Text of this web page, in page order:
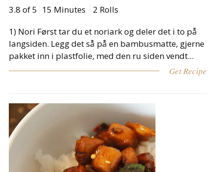
3.8 of 5 15 Minutes
2 Rolls
1) Nori Først tar du et noriark og deler det i to på
langsiden. Legg det så på en bambusmatte, gjerne
pakket inn i plastfolie, med den ru siden vendt...
Get Recipe